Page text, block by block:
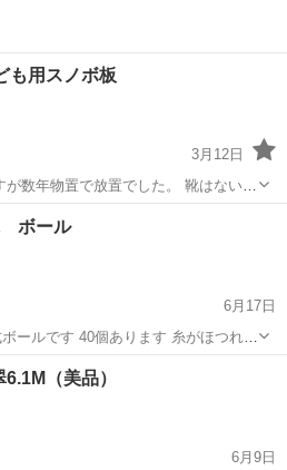
も用スノボ板
3月12日
数年物置で放置でした。 靴はないよ
一緒に引き取っていただける方も歓
スノーボード
ボール
6月17日
す 40個あります 糸がほつれた
革が柔らかくなってる物や状態の悪
います お気軽にお問い合わせください
駅 野球
（美品）
6月9日